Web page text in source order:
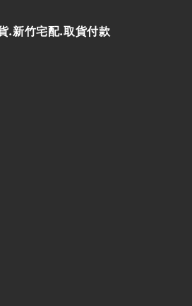
.新竹宅配.取貨付款